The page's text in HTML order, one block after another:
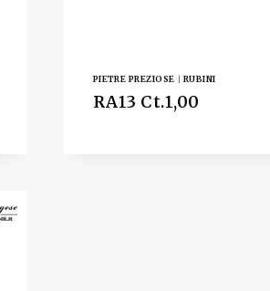
PIETRE PREZIOSE RUBINI
RA13 Ct.1,00